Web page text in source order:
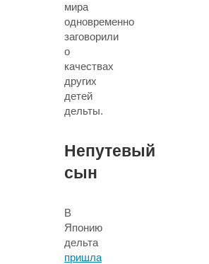
мира
одновременно
заговорили
о
качествах
других
детей
дельты.
Непутевый
сын
В
Японию
дельта
пришла